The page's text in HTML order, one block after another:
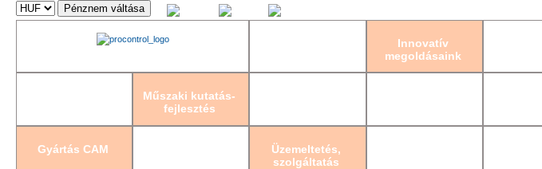
Innovatív
megoldásaink
Műszaki kutatás-
fejlesztés
Gyártás CAM
Üzemeltetés,
szolgáltatás